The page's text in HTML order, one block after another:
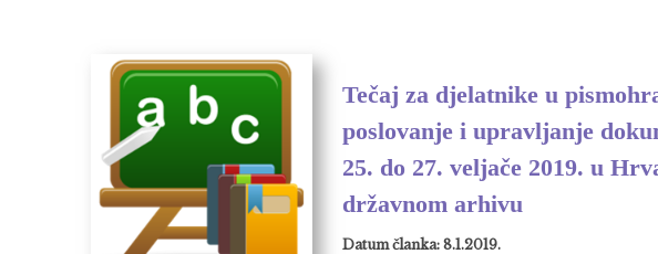
Tečaj za djelatnike u
poslovanje i upravljanje
25. do 27. veljače 2019. u
državnom arhivu
Datum članka: 8.1.2019.